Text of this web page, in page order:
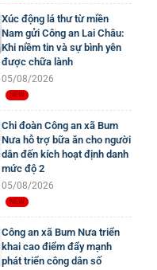
Xúc động lá thư từ miền
Nam gửi Công an Lai Châu:
Khi niềm tin và sự bình yên
được chữa lành
05/08/2026
Chi đoàn Công an xã Bum
Nưa hỗ trợ bữa ăn cho người
dân đến kích hoạt định danh
mức độ 2
05/08/2026
Công an xã Bum Nưa triển
khai cao điểm đẩy mạnh
phát triển công dân số